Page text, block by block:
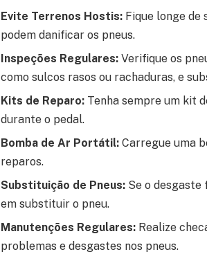
Evite Terrenos Hostis: Fique longe de
podem danificar os pneus.
Inspeções Regulares: Verifique os
como sulcos rasos ou rachaduras, e
Kits de Reparo: Tenha sempre um kit
durante o pedal.
Bomba de Ar Portátil: Carregue uma
reparos.
Substituição de Pneus: Se o
em substituir o pneu.
Manutenções Regulares: Realize
problemas e desgastes nos pneus.